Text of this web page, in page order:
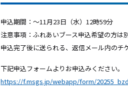
申込期間：〜11月23日（水）12時59分
注意事項：ふれあいブース申込希望の方は
申込完了後に送られる、返信メール内のチ
下記申込フォームよりお申込みください。
https://f.msgs.jp/webapp/form/